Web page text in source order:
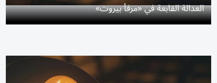
العدالة القابعة في «مرفأ بيروت»